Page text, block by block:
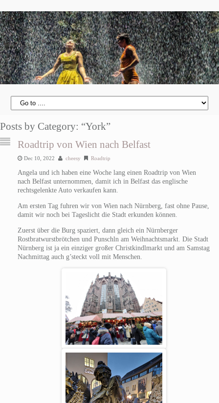
Posts by Category: “York”
Roadtrip von Wien nach Belfast
Dec 10, 2022 cheesy Roadtrip
Angela und ich haben eine Woche lang einen Roadtrip von Wien
nach Belfast unternommen, damit ich in Belfast das englische
rechtsgelenkte Auto verkaufen kann.
Am ersten Tag fuhren wir von Wien nach Nürnberg, fast ohne Pause,
damit wir noch bei Tageslicht die Stadt erkunden können.
Zuerst über die Burg spaziert, dann gleich ein Nürnberger
Rostbratwurstbrötchen und Punschln am Weihnachtsmarkt. Die Stadt
Nürnberg ist ja ein einziger großer Christkindlmarkt und am Samstag
Nachmittag auch g’steckt voll mit Menschen.